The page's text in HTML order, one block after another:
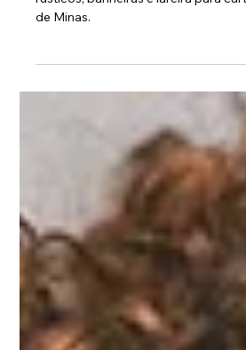
5 min de leitura
Pousadas em
conforto e vista para